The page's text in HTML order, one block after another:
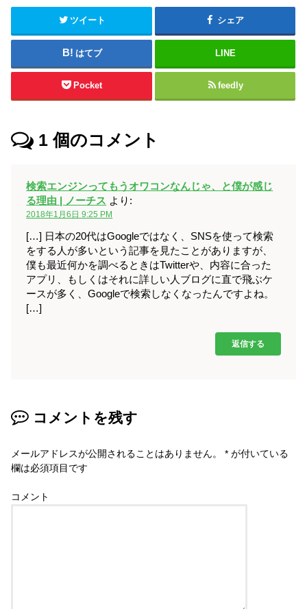
ツイート シェア
はてブ LINE
Pocket feedly
1 個のコメント
検索エンジンってもうオワコンなんじゃ、と僕が感じ
る理由 | ノーチス より:
2018年1月6日 9:25 PM
[…] 日本の20代はGoogleではなく、SNSを使って検索
をする人が多いという記事を見たことがありますが、
僕も最近何かを調べるときはTwitterや、内容に合った
アプリ、もしくはそれに詳しい人ブログに直で飛ぶケ
ースが多く、Googleで検索しなくなったんですよね。
[…]
返信する
コメントを残す
メールアドレスが公開されることはありません。 * が付いている
欄は必須項目です
コメント